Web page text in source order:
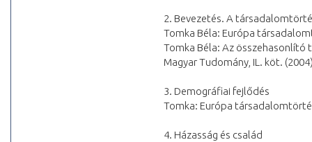
2. Bevezetés. A
Tomka Béla: Európa
Tomka Béla: Az
Magyar Tudomány, IL. köt.
3. Demográfiai fejlődés
Tomka: Európa
4. Házasság és család